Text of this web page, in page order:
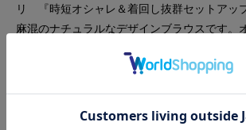
リ 『時短オシャレ＆着回し抜群セットアッ
麻混のナチュラルなデザインブラウスです。
嬉しいです。スカートでもパンツでも相性の
着ても単品でも着回し出来ます。 ［タンク